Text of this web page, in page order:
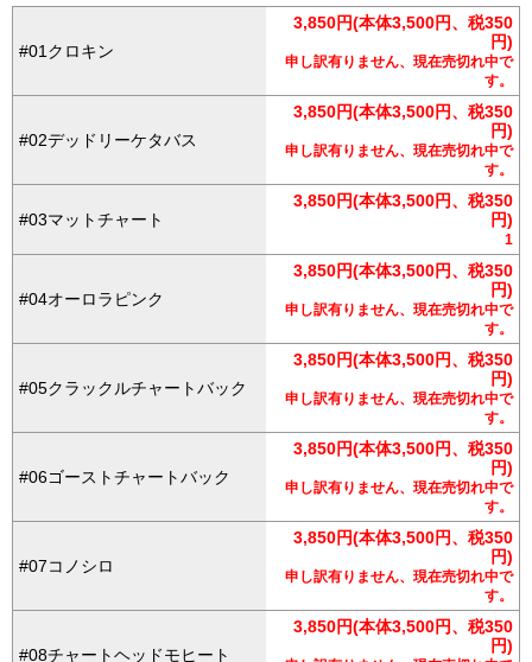
#01クロキン
3,850円(本体3,500円、税350
円)
申し訳有りません、現在売切れ中で
す。
#02デッドリーケタバス
3,850円(本体3,500円、税350
円)
申し訳有りません、現在売切れ中で
す。
#03マットチャート
3,850円(本体3,500円、税350
円)
1
#04オーロラピンク
3,850円(本体3,500円、税350
円)
申し訳有りません、現在売切れ中で
す。
#05クラックルチャートバック
3,850円(本体3,500円、税350
円)
申し訳有りません、現在売切れ中で
す。
#06ゴーストチャートバック
3,850円(本体3,500円、税350
円)
申し訳有りません、現在売切れ中で
す。
#07コノシロ
3,850円(本体3,500円、税350
円)
申し訳有りません、現在売切れ中で
す。
#08チャートヘッドモヒート
3,850円(本体3,500円、税350
円)